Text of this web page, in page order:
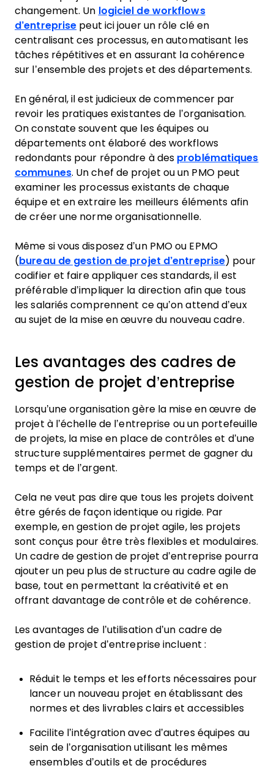
changement. Un logiciel de workflows
d’entreprise peut ici jouer un rôle clé en
centralisant ces processus, en automatisant les
tâches répétitives et en assurant la cohérence
sur l’ensemble des projets et des départements.
En général, il est judicieux de commencer par
revoir les pratiques existantes de l’organisation.
On constate souvent que les équipes ou
départements ont élaboré des workflows
redondants pour répondre à des problématiques
communes. Un chef de projet ou un PMO peut
examiner les processus existants de chaque
équipe et en extraire les meilleurs éléments afin
de créer une norme organisationnelle.
Même si vous disposez d’un PMO ou EPMO
( bureau de gestion de projet d’entreprise) pour
codifier et faire appliquer ces standards, il est
préférable d’impliquer la direction afin que tous
les salariés comprennent ce qu’on attend d’eux
au sujet de la mise en œuvre du nouveau cadre.
Les avantages des cadres de
gestion de projet d’entreprise
Lorsqu’une organisation gère la mise en œuvre de
projet à l’échelle de l’entreprise ou un portefeuille
de projets, la mise en place de contrôles et d’une
structure supplémentaires permet de gagner du
temps et de l’argent.
Cela ne veut pas dire que tous les projets doivent
être gérés de façon identique ou rigide. Par
exemple, en gestion de projet agile, les projets
sont conçus pour être très flexibles et modulaires.
Un cadre de gestion de projet d’entreprise pourra
ajouter un peu plus de structure au cadre agile de
base, tout en permettant la créativité et en
offrant davantage de contrôle et de cohérence.
Les avantages de l’utilisation d’un cadre de
gestion de projet d’entreprise incluent :
Réduit le temps et les efforts nécessaires pour
lancer un nouveau projet en établissant des
normes et des livrables clairs et accessibles
Facilite l’intégration avec d’autres équipes au
sein de l’organisation utilisant les mêmes
ensembles d’outils et de procédures